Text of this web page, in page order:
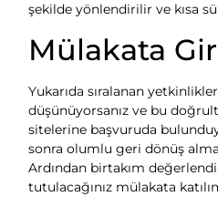
şekilde yönlendirilir ve kısa
Mülakata
Yukarıda sıralanan
düşünüyorsanız ve bu
sitelerine başvuruda
sonra olumlu geri dönüş
Ardından birtakım
tutulacağınız mülakata